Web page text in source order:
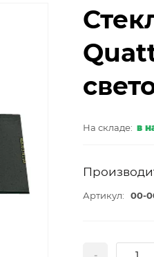
На складе: в
Артикул: 00-